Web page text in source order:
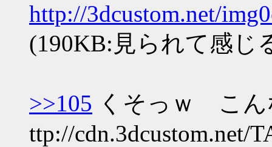
http://3dcustom.net/
(190KB:見られて感じ
>>105 くそっｗ こん
ttp://cdn.3dcustom.net/